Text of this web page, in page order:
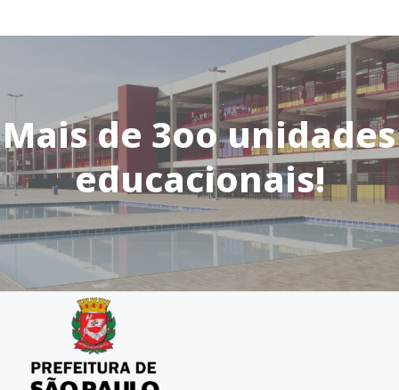
Mais de 3oo unidades
educacionais!